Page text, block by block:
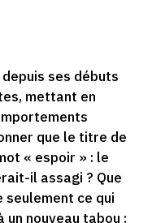
ses débuts
mettant en
que le titre de
« espoir » : le
il assagi ? Que
seulement ce qui
un nouveau tabou :